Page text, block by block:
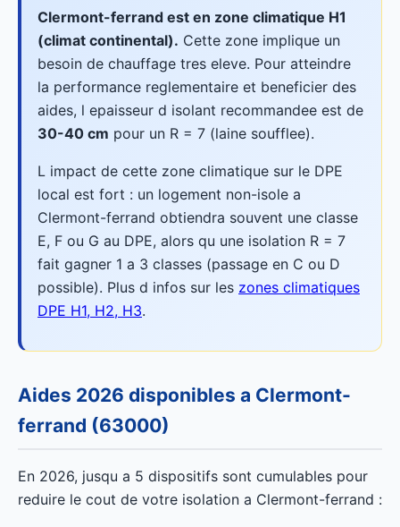
Clermont-ferrand est en zone climatique H1
(climat continental). Cette zone implique un
besoin de chauffage tres eleve. Pour atteindre
la performance reglementaire et beneficier des
aides, l epaisseur d isolant recommandee est de
30-40 cm pour un R = 7 (laine soufflee).
L impact de cette zone climatique sur le DPE
local est fort : un logement non-isole a
Clermont-ferrand obtiendra souvent une classe
E, F ou G au DPE, alors qu une isolation R = 7
fait gagner 1 a 3 classes (passage en C ou D
possible). Plus d infos sur les zones climatiques
DPE H1, H2, H3.
Aides 2026 disponibles a Clermont-
ferrand (63000)
En 2026, jusqu a 5 dispositifs sont cumulables pour
reduire le cout de votre isolation a Clermont-ferrand :